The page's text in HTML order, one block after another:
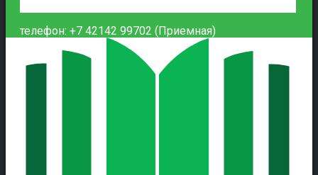
телефон: +7 42142 99702 (Приемная)